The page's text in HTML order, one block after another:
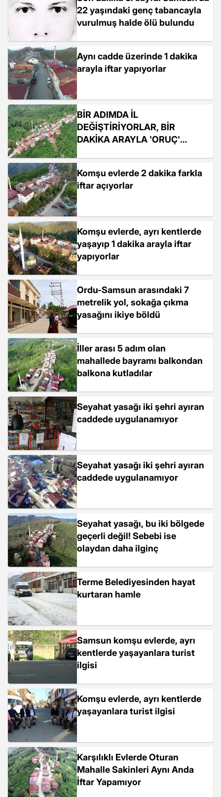
22 yaşındaki genç tabancayla
vurulmuş halde ölü bulundu
Aynı cadde üzerinde 1 dakika
arayla iftar yapıyorlar
BİR ADIMDA İL
DEĞİŞTİRİYORLAR, BİR
DAKİKA ARAYLA 'ORUÇ'
Komşu evlerde 2 dakika farkla
iftar açıyorlar
Komşu evlerde, ayrı kentlerde
yaşayıp 1 dakika arayla iftar
yapıyorlar
Ordu-Samsun arasındaki 7
metrelik yol, sokağa çıkma
yasağını ikiye böldü
İller arası 5 adım olan
mahallede bayramı balkondan
balkona kutladılar
Seyahat yasağı iki şehri ayıran
caddede uygulanamıyor
Seyahat yasağı iki şehri ayıran
caddede uygulanamıyor
Seyahat yasağı, bu iki bölgede
geçerli değil! Sebebi ise
olaydan daha ilginç
Terme Belediyesinden hayat
kurtaran hamle
Samsun komşu evlerde, ayrı
kentlerde yaşayanlara turist
ilgisi
Komşu evlerde, ayrı kentlerde
yaşayanlara turist ilgisi
Karşılıklı Evlerde Oturan
Mahalle Sakinleri Aynı Anda
İftar Yapamıyor